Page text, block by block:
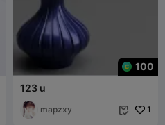
100
123 u
mapzxy  1